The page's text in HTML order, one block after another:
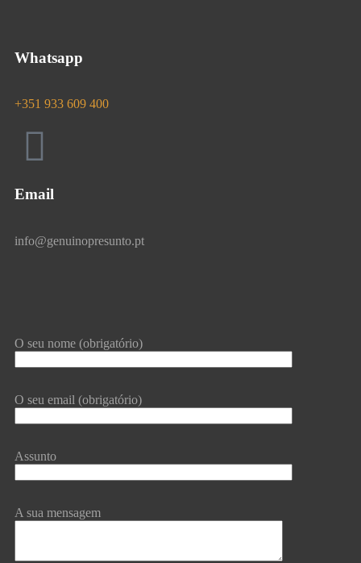
Whatsapp
+351 933 609 400
Email
info@genuinopresunto.pt
O seu nome (obrigatório)
O seu email (obrigatório)
Assunto
A sua mensagem